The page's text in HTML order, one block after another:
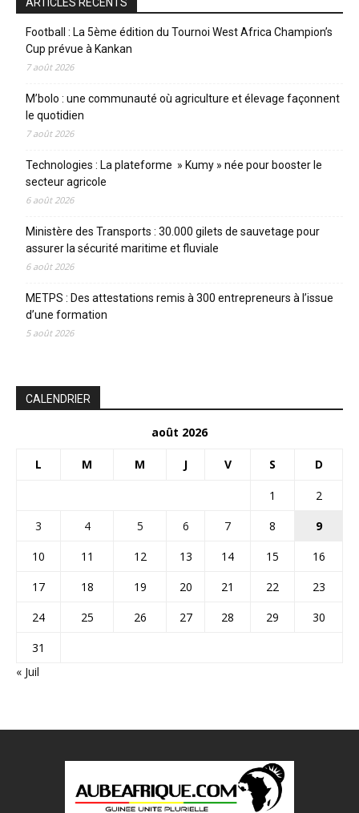
Football : La 5ème édition du Tournoi West Africa Champion’s
Cup prévue à Kankan
7 août 2026
M’bolo : une communauté où agriculture et élevage façonnent
le quotidien
7 août 2026
Technologies : La plateforme » Kumy » née pour booster le
secteur agricole
6 août 2026
Ministère des Transports : 30.000 gilets de sauvetage pour
assurer la sécurité maritime et fluviale
6 août 2026
METPS : Des attestations remis à 300 entrepreneurs à l’issue
d’une formation
5 août 2026
CALENDRIER
août 2026
L M M J V S D
1
2
3
4 5 6 7 8
9
10
11 12 13 14 15
16
17
18 19 20 21 22
23
24
25 26 27 28 29
30
31
« Juil